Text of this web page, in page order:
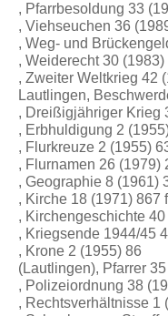
, Pfarrbesoldung 33
, Viehseuchen 36
, Weg- und
, Weiderecht 30
, Zweiter Weltkrieg 42
Lautlingen,
, Dreißigjähriger Krieg
, Erbhuldigung 2
, Flurkreuze 2 (1955)
, Flurnamen 26 (1979)
, Geographie 8 (1961)
, Kirche 18 (1971) 867 f
, Kirchengeschichte
, Kriegsende 1944/45
, Krone 2 (1955) 86
(Lautlingen), Pfarrer
, Polizeiordnung 38
, Rechtsverhältnisse 1